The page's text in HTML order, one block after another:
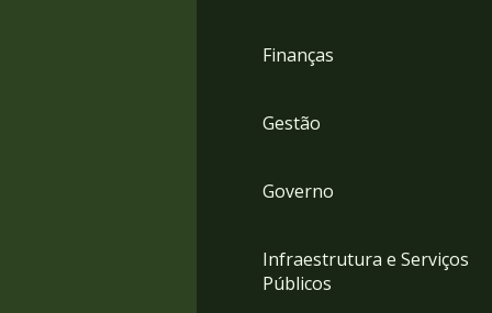
Finanças
Gestão
Governo
Infraestrutura e Serviços
Públicos